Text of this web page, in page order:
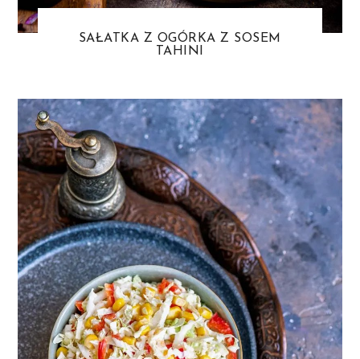
SAŁATKA Z OGÓRKA Z SOSEM
TAHINI